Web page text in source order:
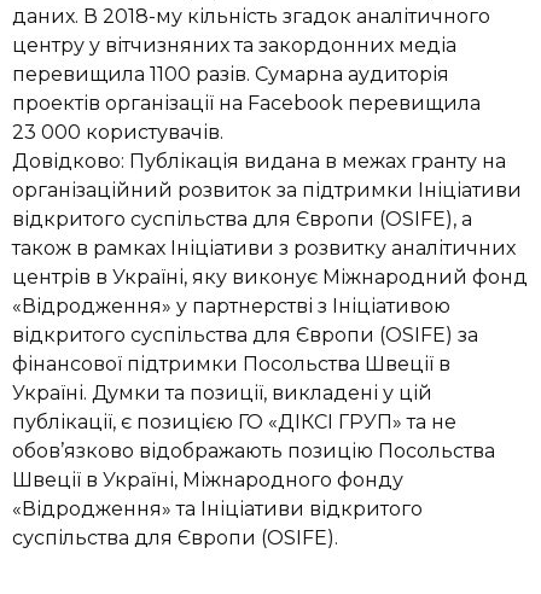
даних. В 2018-му кільність згадок аналітичного
центру у вітчизняних та закордонних медіа
перевищила 1100 разів. Сумарна аудиторія
проектів організації на Facebook перевищила
23 000 користувачів.
Довідково: Публікація видана в межах гранту на
організаційний розвиток за підтримки Ініціативи
відкритого суспільства для Європи (OSIFE), а
також в рамках Ініціативи з розвитку аналітичних
центрів в Україні, яку виконує Міжнародний фонд
«Відродження» у партнерстві з Ініціативою
відкритого суспільства для Європи (OSIFE) за
фінансової підтримки Посольства Швеції в
Україні. Думки та позиції, викладені у цій
публікації, є позицією ГО «ДІКСІ ГРУП» та не
обов’язково відображають позицію Посольства
Швеції в Україні, Міжнародного фонду
«Відродження» та Ініціативи відкритого
суспільства для Європи (OSIFE).